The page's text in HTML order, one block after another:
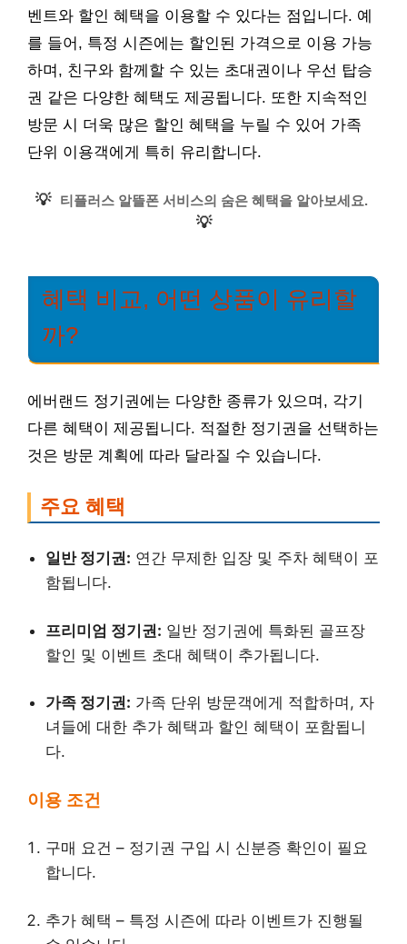
벤트와 할인 혜택을 이용할 수 있다는 점입니다. 예
를 들어, 특정 시즌에는 할인된 가격으로 이용 가능
하며, 친구와 함께할 수 있는 초대권이나 우선 탑승
권 같은 다양한 혜택도 제공됩니다. 또한 지속적인
방문 시 더욱 많은 할인 혜택을 누릴 수 있어 가족
단위 이용객에게 특히 유리합니다.
💡 티플러스 알뜰폰 서비스의 숨은 혜택을 알아보세요.
💡
혜택 비교, 어떤 상품이 유리할
까?
에버랜드 정기권에는 다양한 종류가 있으며, 각기
다른 혜택이 제공됩니다. 적절한 정기권을 선택하는
것은 방문 계획에 따라 달라질 수 있습니다.
주요 혜택
일반 정기권: 연간 무제한 입장 및 주차 혜택이 포
함됩니다.
프리미엄 정기권: 일반 정기권에 특화된 골프장
할인 및 이벤트 초대 혜택이 추가됩니다.
가족 정기권: 가족 단위 방문객에게 적합하며, 자
녀들에 대한 추가 혜택과 할인 혜택이 포함됩니
다.
이용 조건
구매 요건 – 정기권 구입 시 신분증 확인이 필요
합니다.
추가 혜택 – 특정 시즌에 따라 이벤트가 진행될